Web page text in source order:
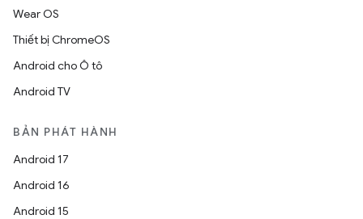
Wear OS
Thiết bị ChromeOS
Android cho Ô tô
Android TV
BẢN PHÁT HÀNH
Android 17
Android 16
Android 15